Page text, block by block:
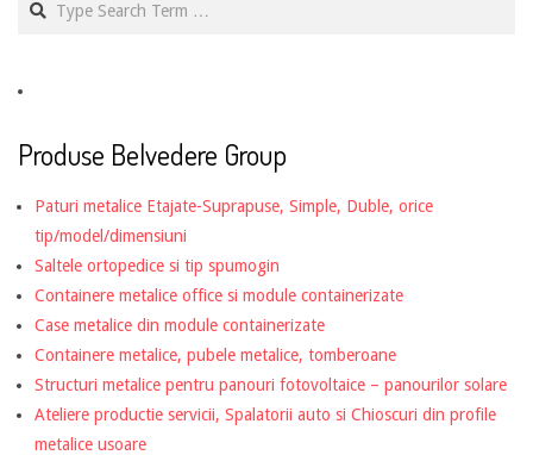
Produse Belvedere Group
Paturi metalice Etajate-Suprapuse, Simple, Duble, orice
tip/model/dimensiuni
Saltele ortopedice si tip spumogin
Containere metalice office si module containerizate
Case metalice din module containerizate
Containere metalice, pubele metalice, tomberoane
Structuri metalice pentru panouri fotovoltaice – panourilor solare
Ateliere productie servicii, Spalatorii auto si Chioscuri din profile
metalice usoare